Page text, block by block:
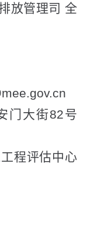
放管理司 全
大街82号
程评估中心